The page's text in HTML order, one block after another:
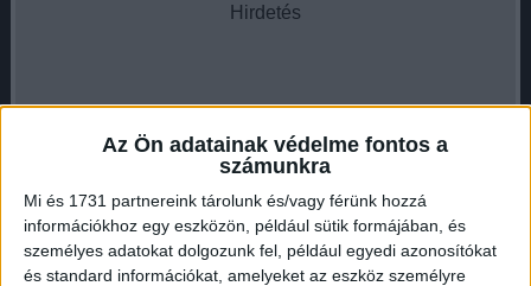
Az Ön adatainak védelme fontos a
számunkra
Mi és 1731 partnereink tárolunk és/vagy férünk hozzá
információkhoz egy eszközön, például sütik formájában, és
személyes adatokat dolgozunk fel, például egyedi azonosítókat
és standard információkat, amelyeket az eszköz személyre
Hirdetés
A kutyus hasa egyre csak nőtt, Eleanor pedig úgy gondolta,